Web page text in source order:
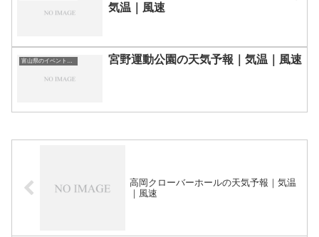
気温｜風速
宮野運動公園の天気予報｜気温｜風速
高岡クローバーホールの天気予報｜気温
｜風速